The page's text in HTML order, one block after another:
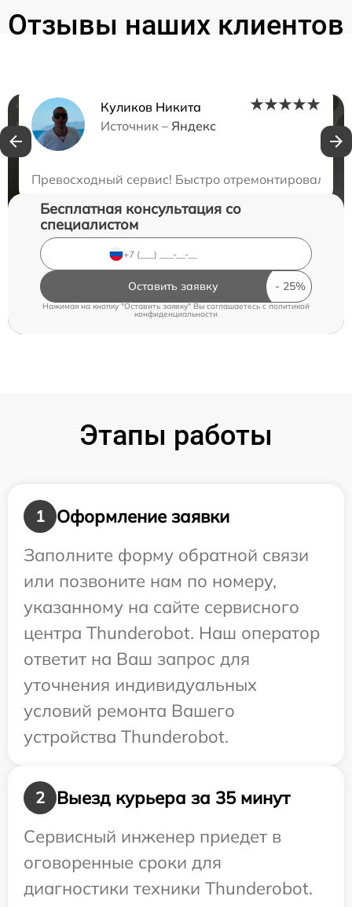
Отзывы наших клиентов
Куликов Никита
Источник – Яндекс
Превосходный сервис! Быстро отремонтировали
Нужна консультация?
Бесплатная консультация со
специалистом
Оставить заявку
Нажимая на кнопку "Оставить заявку" Вы соглашаетесь cполитикой
конфиденциальности
Этапы работы
1
Оформление заявки
Заполните форму обратной связи
или позвоните нам по номеру,
указанному на сайте сервисного
центра Thunderobot. Наш оператор
ответит на Ваш запрос для
уточнения индивидуальных
условий ремонта Вашего
устройства Thunderobot.
2
Выезд курьера за 35 минут
Сервисный инженер приедет в
оговоренные сроки для
диагностики техники Thunderobot.